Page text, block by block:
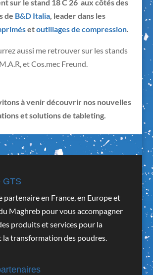
sur le stand 18 C 26 aux côtés des
de B&D Italia, leader dans les
etoutillages de compression.
aussi me retrouver sur les stands
et Cos.mec Freund.
à venir découvrir nos nouvelles
et solutions de tableting.
GTS
partenaire en France, en Europe et
Maghreb pour vous accompagner
produits et services pour la
la transformation des poudres.